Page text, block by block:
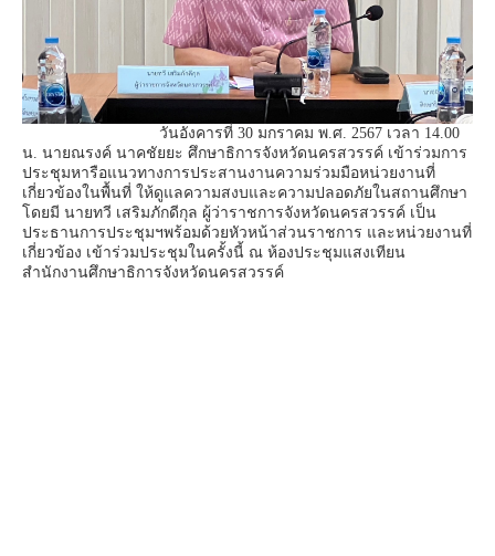
วันอังคารที่ 30 มกราคม พ.ศ. 2567 เวลา 14.00
น. นายณรงค์ นาคชัยยะ ศึกษาธิการจังหวัดนครสวรรค์ เข้าร่วมการ
ประชุมหารือแนวทางการประสานงานความร่วมมือหน่วยงานที่
เกี่ยวข้องในพื้นที่ ให้ดูแลความสงบและความปลอดภัยในสถานศึกษา
โดยมี นายทวี เสริมภักดีกุล ผู้ว่าราชการจังหวัดนครสวรรค์ เป็น
ประธานการประชุมฯพร้อมด้วยหัวหน้าส่วนราชการ และหน่วยงานที่
เกี่ยวข้อง เข้าร่วมประชุมในครั้งนี้ ณ ห้องประชุมแสงเทียน
สำนักงานศึกษาธิการจังหวัดนครสวรรค์